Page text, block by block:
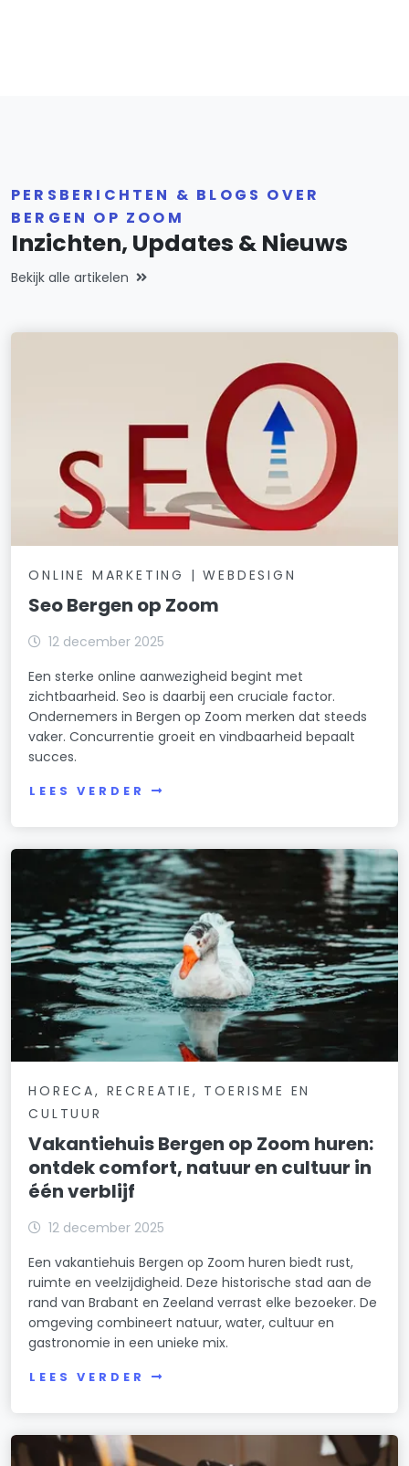
PERSBERICHTEN & BLOGS OVER
BERGEN OP ZOOM
Inzichten, Updates & Nieuws
Bekijk alle artikelen
ONLINE MARKETING | WEBDESIGN
Seo Bergen op Zoom
12 december 2025
Een sterke online aanwezigheid begint met
zichtbaarheid. Seo is daarbij een cruciale factor.
Ondernemers in Bergen op Zoom merken dat steeds
vaker. Concurrentie groeit en vindbaarheid bepaalt
succes.
LEES VERDER
HORECA, RECREATIE, TOERISME EN
CULTUUR
Vakantiehuis Bergen op Zoom huren:
ontdek comfort, natuur en cultuur in
één verblijf
12 december 2025
Een vakantiehuis Bergen op Zoom huren biedt rust,
ruimte en veelzijdigheid. Deze historische stad aan de
rand van Brabant en Zeeland verrast elke bezoeker. De
omgeving combineert natuur, water, cultuur en
gastronomie in een unieke mix.
LEES VERDER